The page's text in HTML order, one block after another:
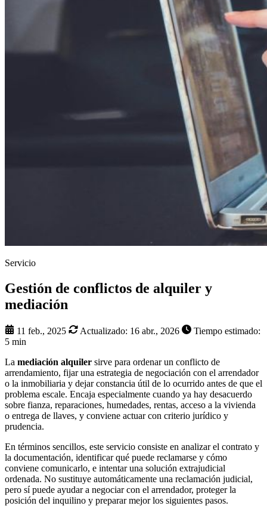
Servicio
Gestión de conflictos de alquiler y
mediación
11 feb., 2025 Actualizado: 16 abr., 2026
Tiempo estimado:
5 min
La mediación alquiler sirve para ordenar un conflicto de
arrendamiento, fijar una estrategia de negociación con el arrendador
o la inmobiliaria y dejar constancia útil de lo ocurrido antes de que el
problema escale. Encaja especialmente cuando ya hay desacuerdo
sobre fianza, reparaciones, humedades, rentas, acceso a la vivienda
o entrega de llaves, y conviene actuar con criterio jurídico y
prudencia.
En términos sencillos, este servicio consiste en analizar el contrato y
la documentación, identificar qué puede reclamarse y cómo
conviene comunicarlo, e intentar una solución extrajudicial
ordenada. No sustituye automáticamente una reclamación judicial,
pero sí puede ayudar a negociar con el arrendador, proteger la
posición del inquilino y preparar mejor los siguientes pasos.